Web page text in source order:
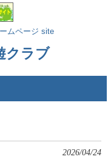
ムページ site
クラブ
2026/04/24